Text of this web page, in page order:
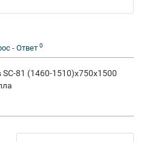
- Ответ 0
81 (1460-1510)х750х1500